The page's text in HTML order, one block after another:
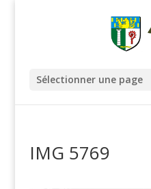
Sélectionner une page
IMG 5769